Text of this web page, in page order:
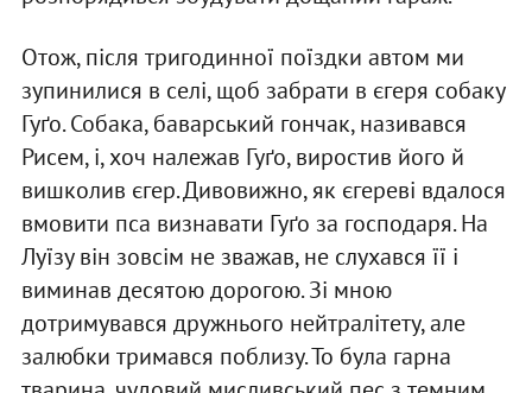
Отож, після тригодинної поїздки автом ми
зупинилися в селі, щоб забрати в єгеря собаку
Гуґо. Собака, баварський гончак, називався
Рисем, і, хоч належав Гуґо, виростив його й
вишколив єгер. Дивовижно, як єгереві вдалося
вмовити пса визнавати Гуґо за господаря. На
Луїзу він зовсім не зважав, не слухався її і
виминав десятою дорогою. Зі мною
дотримувався дружнього нейтралітету, але
залюбки тримався поблизу. То була гарна